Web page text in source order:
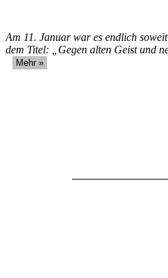
Am 11. Januar war es endlich
dem Titel: „Gegen alten Geist und